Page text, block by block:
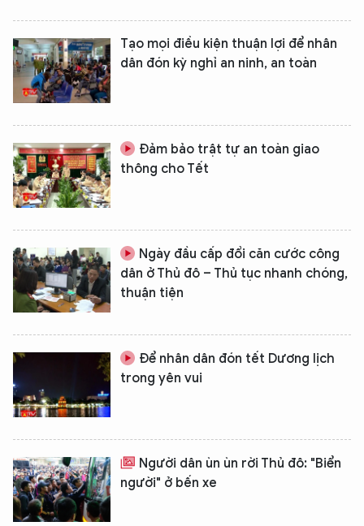
Tạo mọi điều kiện thuận lợi để nhân
dân đón kỳ nghỉ an ninh, an toàn
Đảm bảo trật tự an toàn giao
thông cho Tết
Ngày đầu cấp đổi căn cước công
dân ở Thủ đô – Thủ tục nhanh chóng,
thuận tiện
Để nhân dân đón tết Dương lịch
trong yên vui
Người dân ùn ùn rời Thủ đô: "Biển
người" ở bến xe